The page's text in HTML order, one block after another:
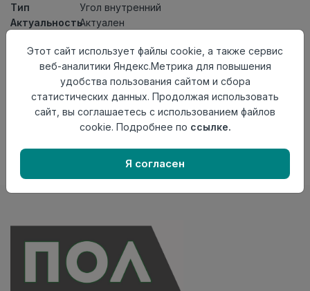
Тип
Угол внутренний
АктуальностьАктуален
Осталось455 шт
Добавить в корзину
Внимание! Внешний вид товара может отличаться от
представленного на настоящем сайте. Проверяйте
в момент приобретения товара.
Этот сайт использует файлы cookie, а также сервис
веб-аналитики Яндекс.Метрика для повышения
удобства пользования сайтом и сбора
статистических данных. Продолжая использовать
сайт, вы соглашаетесь с использованием файлов
cookie. Подробнее по ссылке.
Я согласен